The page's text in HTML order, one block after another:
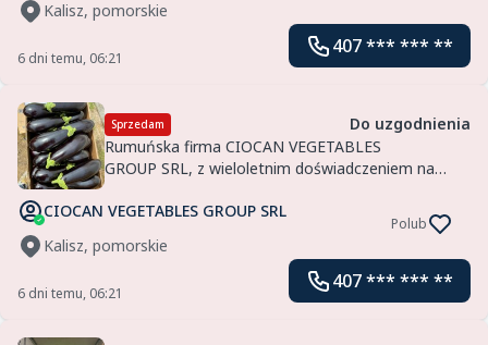
Kalisz, pomorskie
6 dni temu, 06:21
407 *** *** **
Sprzedam
Do uzgodnienia
Rumuńska firma CIOCAN VEGETABLES
GROUP SRL, z wieloletnim doświadczeniem na
dostawy 2-3 dni, oferujem
CIOCAN VEGETABLES GROUP SRL
Kalisz, pomorskie
Polub
6 dni temu, 06:21
407 *** *** **